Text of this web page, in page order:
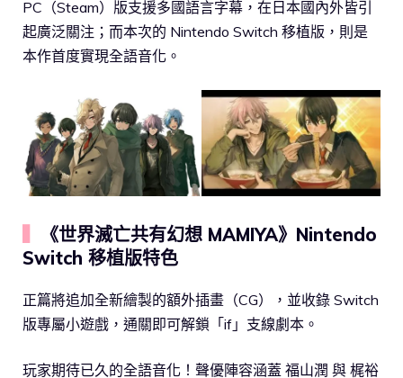
PC（Steam）版支援多國語言字幕，在日本國內外皆引
起廣泛關注；而本次的 Nintendo Switch 移植版，則是
本作首度實現全語音化。
《世界滅亡共有幻想 MAMIYA》Nintendo
Switch 移植版特色
正篇將追加全新繪製的額外插畫（CG），並收錄 Switch
版專屬小遊戲，通關即可解鎖「if」支線劇本。
玩家期待已久的全語音化！聲優陣容涵蓋 福山潤 與 梶裕